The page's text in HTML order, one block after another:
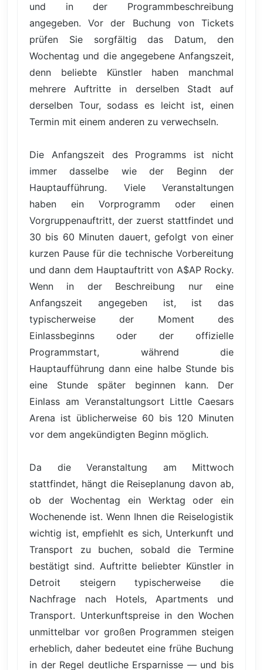
und in der Programmbeschreibung
angegeben. Vor der Buchung von Tickets
prüfen Sie sorgfältig das Datum, den
Wochentag und die angegebene Anfangszeit,
denn beliebte Künstler haben manchmal
mehrere Auftritte in derselben Stadt auf
derselben Tour, sodass es leicht ist, einen
Termin mit einem anderen zu verwechseln.
Die Anfangszeit des Programms ist nicht
immer dasselbe wie der Beginn der
Hauptaufführung. Viele Veranstaltungen
haben ein Vorprogramm oder einen
Vorgruppenauftritt, der zuerst stattfindet und
30 bis 60 Minuten dauert, gefolgt von einer
kurzen Pause für die technische Vorbereitung
und dann dem Hauptauftritt von A$AP Rocky.
Wenn in der Beschreibung nur eine
Anfangszeit angegeben ist, ist das
typischerweise der Moment des
Einlassbeginns oder der offizielle
Programmstart, während die
Hauptaufführung dann eine halbe Stunde bis
eine Stunde später beginnen kann. Der
Einlass am Veranstaltungsort Little Caesars
Arena ist üblicherweise 60 bis 120 Minuten
vor dem angekündigten Beginn möglich.
Da die Veranstaltung am Mittwoch
stattfindet, hängt die Reiseplanung davon ab,
ob der Wochentag ein Werktag oder ein
Wochenende ist. Wenn Ihnen die Reiselogistik
wichtig ist, empfiehlt es sich, Unterkunft und
Transport zu buchen, sobald die Termine
bestätigt sind. Auftritte beliebter Künstler in
Detroit steigern typischerweise die
Nachfrage nach Hotels, Apartments und
Transport. Unterkunftspreise in den Wochen
unmittelbar vor großen Programmen steigen
erheblich, daher bedeutet eine frühe Buchung
in der Regel deutliche Ersparnisse — und bis